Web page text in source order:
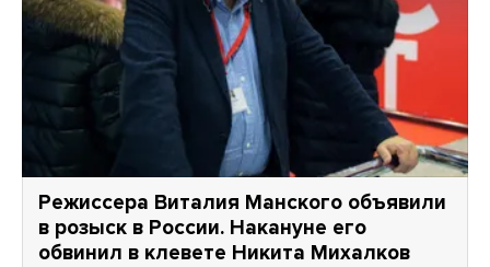
Режиссера Виталия Манского объявили
в розыск в России. Накануне его
обвинил в клевете Никита Михалков